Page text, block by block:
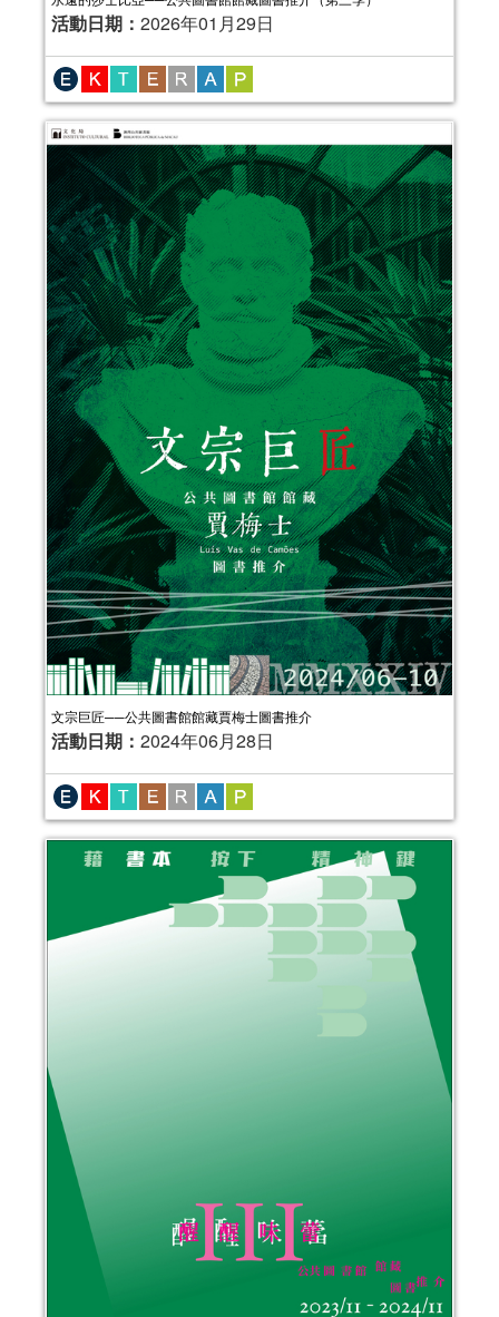
活動日期： 2026年01月29日
文宗巨匠──公共圖書館館藏賈梅士圖書推介
活動日期： 2024年06月28日